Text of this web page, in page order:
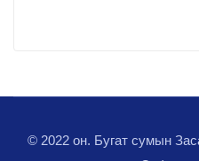
© 2022 он. Бугат сумын